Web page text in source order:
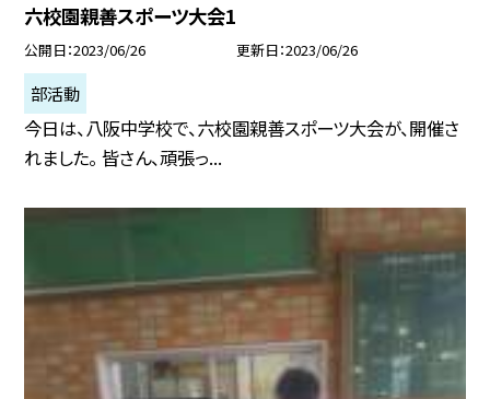
六校園親善スポーツ大会1
公開日 2023/06/26 更新日 2023/06/26
部活動
今日は、八阪中学校で、六校園親善スポーツ大会が、開催さ
れました。 皆さん、頑張っ...